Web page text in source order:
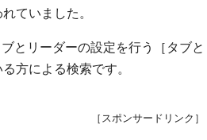
ていました。
とリーダーの設定を行う［タブ
方による検索です。
［スポンサードリンク］